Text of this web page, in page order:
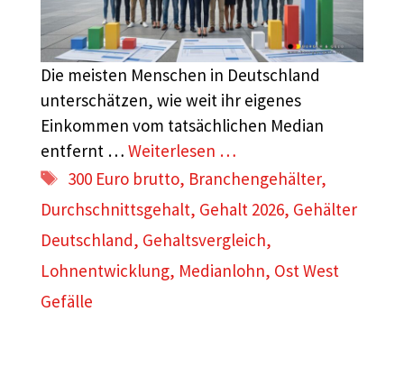
Die meisten Menschen in Deutschland
unterschätzen, wie weit ihr eigenes
Einkommen vom tatsächlichen Median
entfernt … Weiterlesen …
Schlagwörter
300 Euro brutto, Branchengehälter,
Durchschnittsgehalt, Gehalt 2026, Gehälter
Deutschland, Gehaltsvergleich,
Lohnentwicklung, Medianlohn, Ost West
Gefälle